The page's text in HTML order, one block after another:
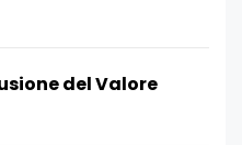
del Valore